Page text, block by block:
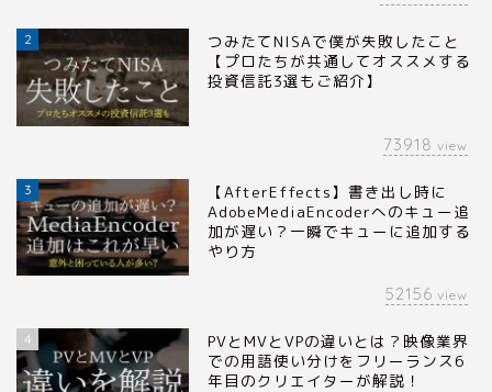
2
つみたてNISAで僕が失敗したこと
【プロたちが共通してオススメする
投資信託3選もご紹介】
73918 view
3
【AfterEffects】書き出し時に
AdobeMediaEncoderへのキュー追
加が遅い？一瞬でキューに追加する
やり方
52156 view
4
PVとMVとVPの違いとは？映像業界
での用語使い分けをフリーランス6
年目のクリエイターが解説！